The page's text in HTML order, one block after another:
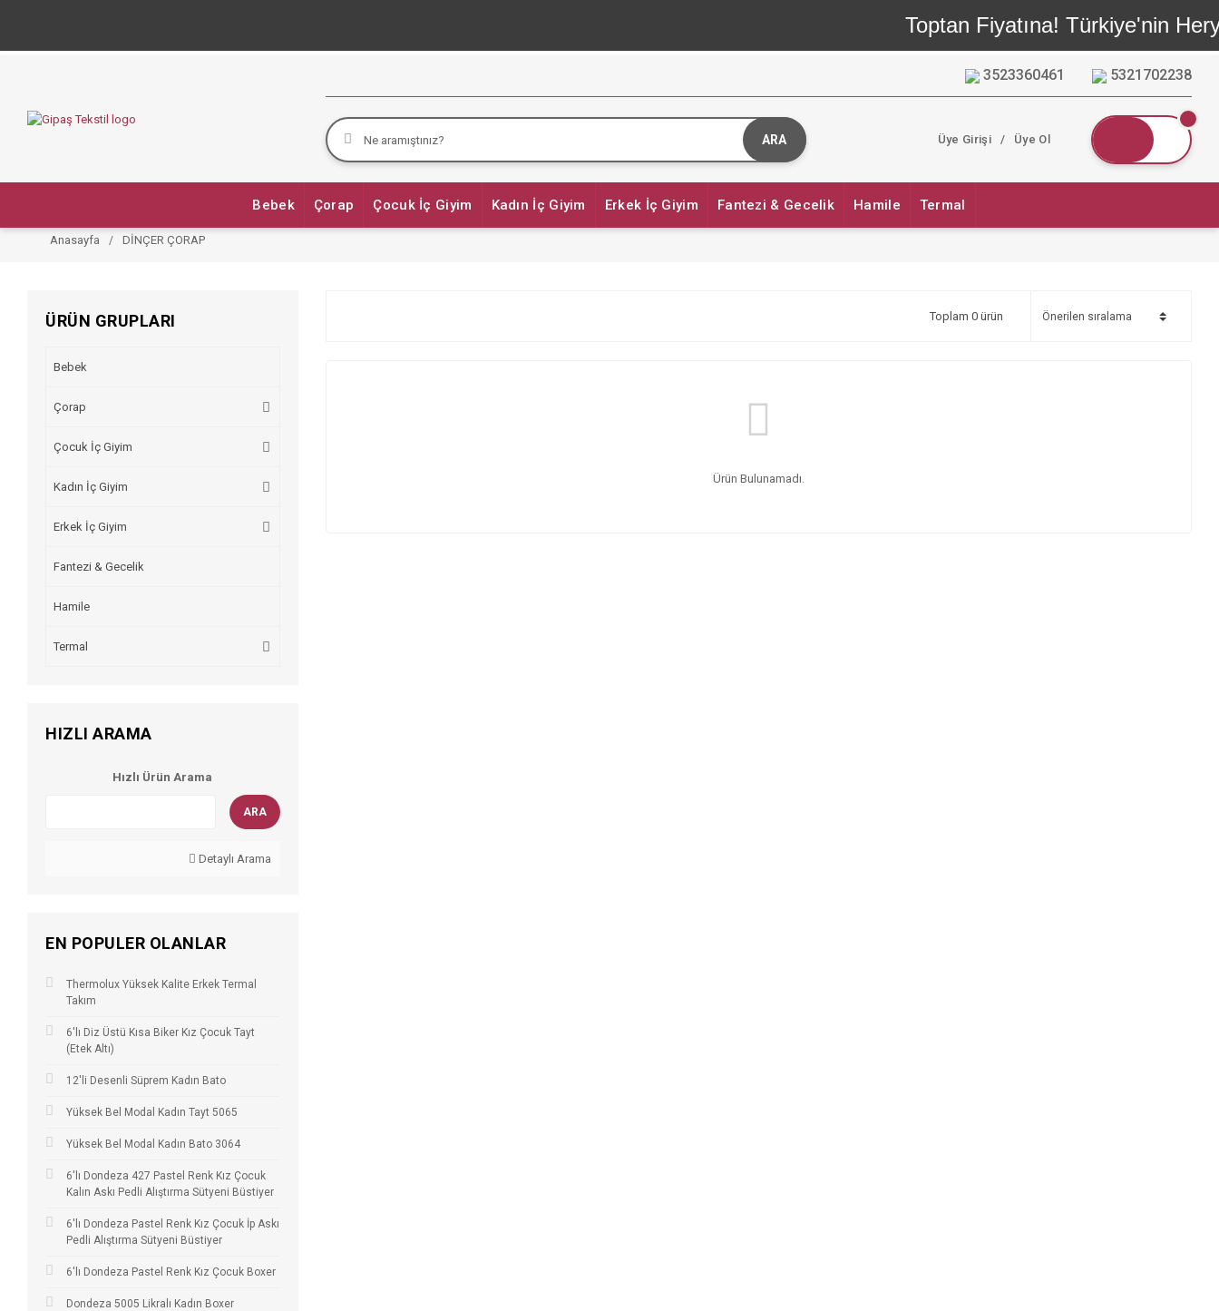
Toptan Fiyatına! Türkiye'nin
3523360461 5321702238
ARA Üye Girişi / Üye Ol
Bebek Çorap Çocuk İç Giyim Kadın İç Giyim Erkek İç Giyim Fantezi & Gecelik Hamile Termal
Anasayfa DİNÇER ÇORAP
ÜRÜN GRUPLARI
Bebek
Çorap
Çocuk İç Giyim
Kadın İç Giyim
Erkek İç Giyim
Fantezi & Gecelik
Hamile
Termal
HIZLI ARAMA
Hızlı Ürün Arama
ARA
Detaylı Arama
EN POPULER OLANLAR
Thermolux Yüksek Kalite Erkek Termal
Takım
6'lı Diz Üstü Kısa Biker Kız Çocuk Tayt
(Etek Altı)
12'li Desenli Süprem Kadın Bato
Yüksek Bel Modal Kadın Tayt 5065
Yüksek Bel Modal Kadın Bato 3064
6'lı Dondeza 427 Pastel Renk Kız Çocuk
Kalın Askı Pedli Alıştırma Sütyeni Büstiyer
6'lı Dondeza Pastel Renk Kız Çocuk İp Askı
Pedli Alıştırma Sütyeni Büstiyer
6'lı Dondeza Pastel Renk Kız Çocuk Boxer
Dondeza 5005 Likralı Kadın Boxer
Toplam 0 ürün
Ürün Bulunamadı.